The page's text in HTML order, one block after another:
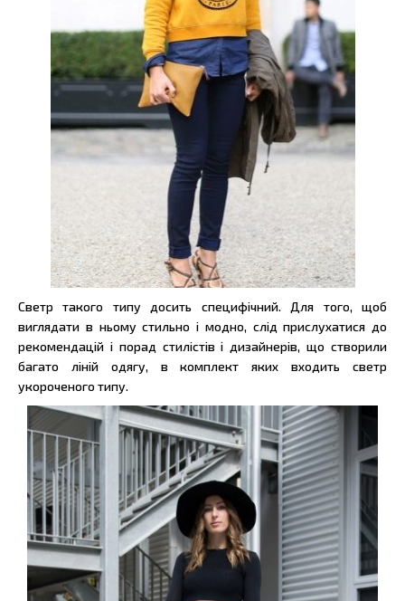
Светр такого типу досить специфічний. Для того, щоб
виглядати в ньому стильно і модно, слід прислухатися до
рекомендацій і порад стилістів і дизайнерів, що створили
багато ліній одягу, в комплект яких входить светр
укороченого типу.